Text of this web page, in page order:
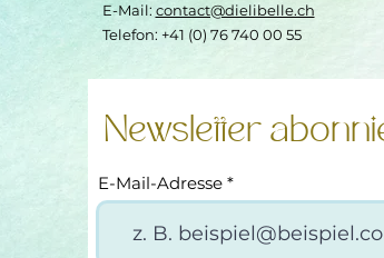
E-Mail: contact@dielibelle.ch
Telefon: +41 (0) 76 740 00 55
Newsletter
E-Mail-Adresse